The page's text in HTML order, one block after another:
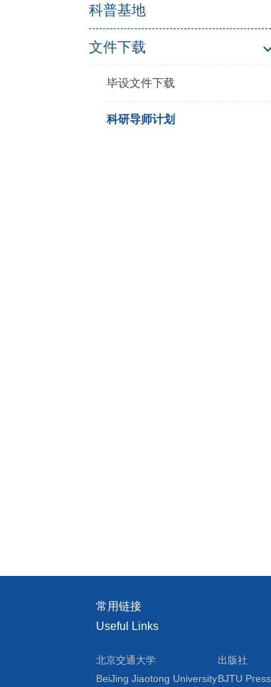
科普基地
文件下载
毕设文件下载
科研导师计划
常用链接
Useful Links
北京交通大学
BeiJing Jiaotong University
出版社
BJTU Press